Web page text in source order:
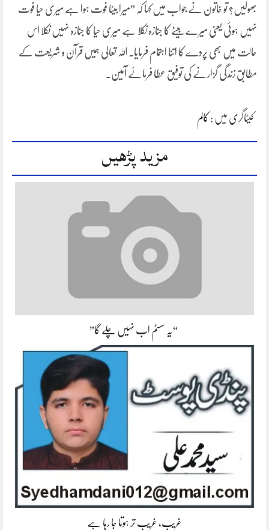
بھولیں؟ تو خاتون نے جواب میں کہا کہ ”میرا بیٹا فوت ہوا ہے میری حیا فوت
نہیں ہوئی یعنی میرے بیٹے کا جنازہ نکلا ہے میری حیا کا جنازہ نہیں نکلا اس
حالت میں بھی پردے کا اتنا اہتمام فرمایا۔ اللہ تعالی ہمیں قرآن و شریعت کے
مطابق زندگی گزارنے کی توفیق عطا فرمائے آمین۔
کیٹاگری میں : کالم
مزید پڑھیں
“یہ سسٹم اب نہیں چلے گا”
غریب، غریب تر ہوتا جا رہا ہے